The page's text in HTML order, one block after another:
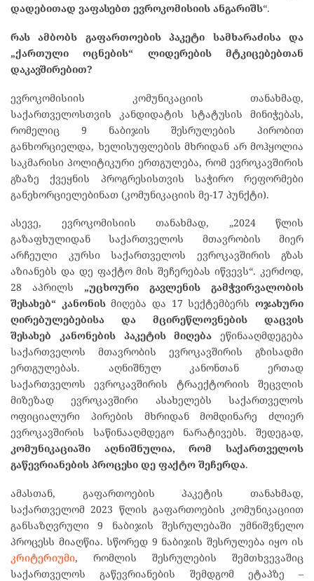
დადებითად ვაფასებთ ევროკომისიის ანგარიშს“.
რას ამბობს გაფართოების პაკეტი სამხარაძისა და
„ქართული ოცნების“ ლიდერების მტკიცებებთან
დაკავშირებით?
ევროკომისიის კომუნიკაციის თანახმად,
საქართველოსთვის კანდიდატის სტატუსის მინიჭებას,
რომელიც 9 ნაბიჯის შესრულების პირობით
განხორციელდა, ხელისუფლების მხრიდან არ მოჰყოლია
საკმარისი პოლიტიკური ერთგულება, რომ ევროკავშირის
გზაზე ქვეყნის პროგრესისთვის საჭირო რეფორმები
განეხორციელებინათ (კომუნიკაციის მე-17 პუნქტი).
ასევე, ევროკომისიის თანახმად, „2024 წლის
გაზაფხულიდან საქართველოს მთავრობის მიერ
არჩეული კურსი საქართველოს ევროკავშირის გზას
აზიანებს და დე ფაქტო მის შეჩერებას იწვევს“. კერძოდ,
28 აპრილს „უცხოური გავლენის გამჭვირვალობის
შესახებ“ კანონისმიღება და 17 სექტემბერსოჯახური
ღირებულებებისა და მცირეწლოვნების დაცვის
შესახებ კანონების პაკეტის მიღება ეწინააღმდეგება
საქართველოს მთავრობის ევროკავშირის გზისადმი
ერთგულებას. აღნიშნულ კანონთან ერთად
საქართველოს ევროკავშირის ტრაექტორიის შეცვლის
მიზეზად ევროკავშირი ასახელებს საქართველოს
ოფიციალური პირების მხრიდან მომდინარე ძლიერ
ევროკავშირის საწინააღმდეგო ნარატივებს. შედეგად,
კომუნიკაციაში აღნიშნულია, რომ საქართველოს
გაწევრიანების პროცესი დე ფაქტო შეჩერდა.
ამასთან, გაფართოების პაკეტის თანახმად,
საქართველომ 2023 წლის გაფართოების კომუნიკაციით
განსაზღვრული 9 ნაბიჯის შესრულებაში უმნიშვნელო
პროცესს მიაღწია. სწორედ 9 ნაბიჯის შესრულება იყო ის
კრიტერიუმი, რომლის შესრულების შემთხვევაშიც
საქართველოს გაწევრიანების შემდგომ ეტაპზე –